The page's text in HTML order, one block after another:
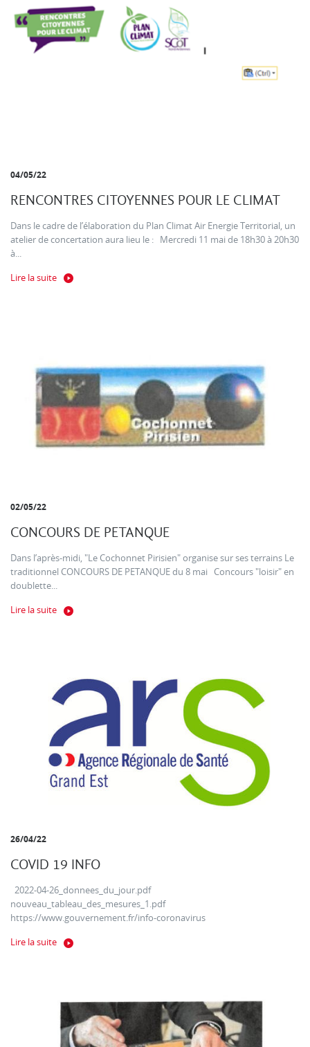
04/05/22
RENCONTRES CITOYENNES POUR LE CLIMAT
Dans le cadre de l’élaboration du Plan Climat Air Energie Territorial, un
atelier de concertation aura lieu le : Mercredi 11 mai de 18h30 à 20h30
à...
Lire la suite
02/05/22
CONCOURS DE PETANQUE
Dans l’après-midi, "Le Cochonnet Pirisien" organise sur ses terrains Le
traditionnel CONCOURS DE PETANQUE du 8 mai Concours "loisir" en
doublette...
Lire la suite
26/04/22
COVID 19 INFO
2022-04-26_donnees_du_jour.pdf
nouveau_tableau_des_mesures_1.pdf
https://www.gouvernement.fr/info-coronavirus
Lire la suite